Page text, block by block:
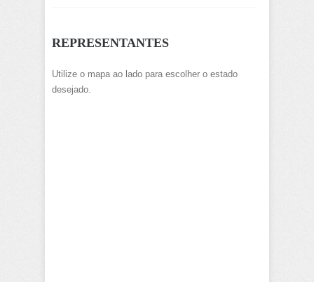
REPRESENTANTES
Utilize o mapa ao lado para escolher o estado
desejado.